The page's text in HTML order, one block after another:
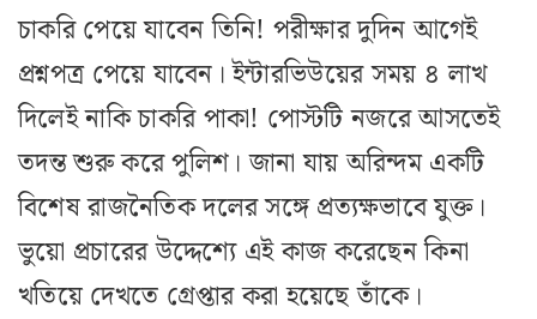
চাকরি পেয়ে যাবেন তিনি! পরীক্ষার দুদিন আগেই
প্রশ্নপত্র পেয়ে যাবেন। ইন্টারভিউয়ের সময় ৪ লাখ
দিলেই নাকি চাকরি পাকা! পোস্টটি নজরে আসতেই
তদন্ত শুরু করে পুলিশ। জানা যায় অরিন্দম একটি
বিশেষ রাজনৈতিক দলের সঙ্গে প্রত্যক্ষভাবে যুক্ত।
ভুয়ো প্রচারের উদ্দেশ্যে এই কাজ করেছেন কিনা
খতিয়ে দেখতে গ্রেপ্তার করা হয়েছে তাঁকে।